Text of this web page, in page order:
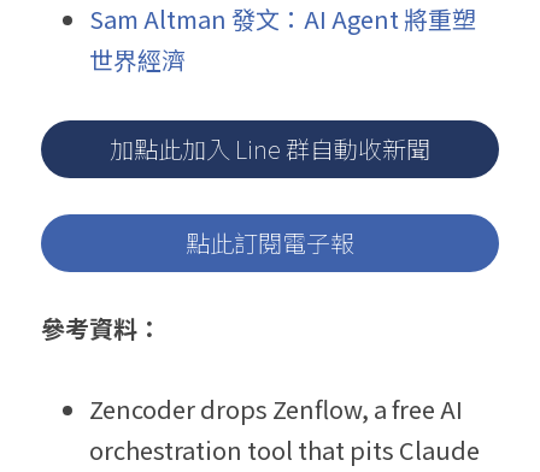
Sam Altman 發文：AI Agent 將重塑
世界經濟
加點此加入 Line 群自動收新聞
點此訂閱電子報
參考資料：
Zencoder drops Zenflow, a free AI
orchestration tool that pits Claude